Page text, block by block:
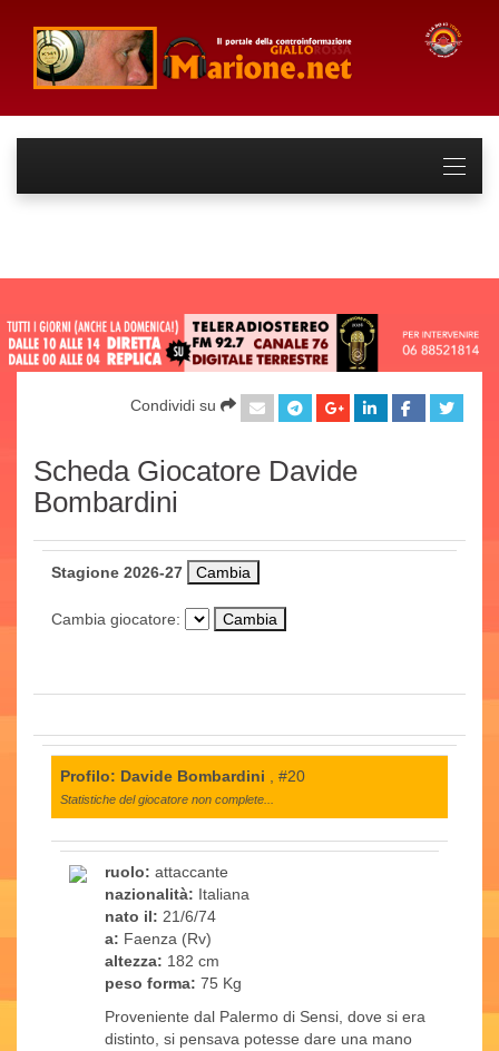
Condividi su
Scheda Giocatore Davide
Bombardini
Stagione 2026-27
Cambia giocatore:
Profilo: Davide Bombardini , #20
Statistiche del giocatore non complete...
ruolo: attaccante
nazionalità: Italiana
nato il: 21/6/74
a: Faenza (Rv)
altezza: 182 cm
peso forma: 75 Kg
Proveniente dal Palermo di Sensi, dove si era
distinto, si pensava potesse dare una mano